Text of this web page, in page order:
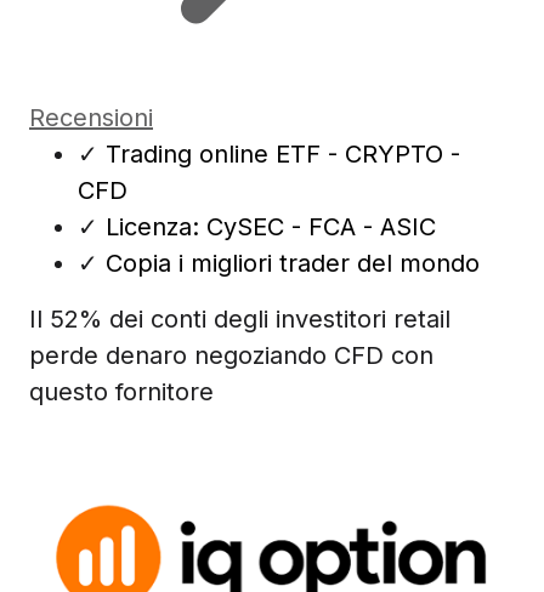
Recensioni
✓ Trading online ETF - CRYPTO -
CFD
✓ Licenza: CySEC - FCA - ASIC
✓ Copia i migliori trader del mondo
Il 52% dei conti degli investitori retail
perde denaro negoziando CFD con
questo fornitore